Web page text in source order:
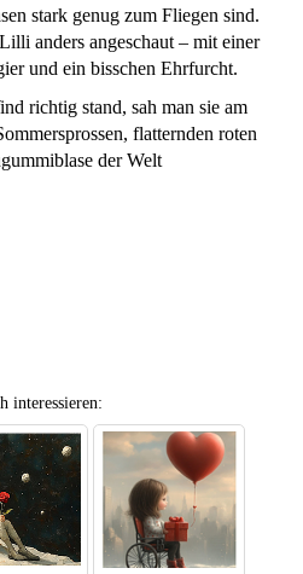
stark genug zum Fliegen sind.
anders angeschaut – mit einer
und ein bisschen Ehrfurcht.
richtig stand, sah man sie am
flatternden roten
der Welt
interessieren: